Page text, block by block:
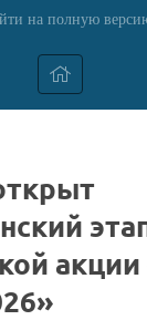
на полную